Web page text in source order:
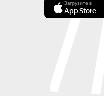
Загрузите в
App Store